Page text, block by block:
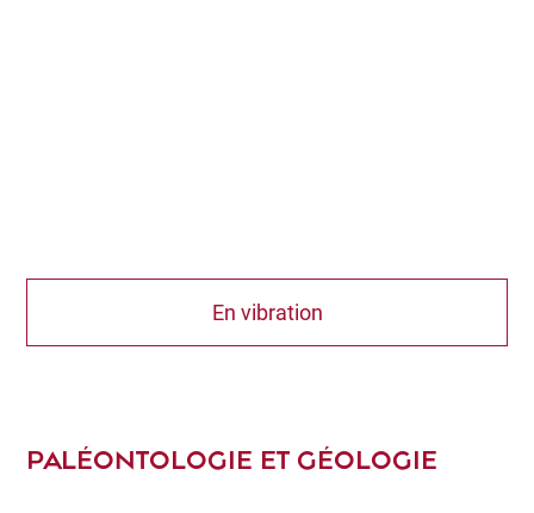
En vibration
PALÉONTOLOGIE ET GÉOLOGIE